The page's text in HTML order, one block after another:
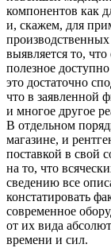
компонентов как
и, скажем, для
выявляется то,
полезное
это достаточно
что в заявленной
и многое другое
В отдельном
магазине, и
поставкой в свой
на то, что
сведению все
констатировать
современное
от их вида
времени и сил.